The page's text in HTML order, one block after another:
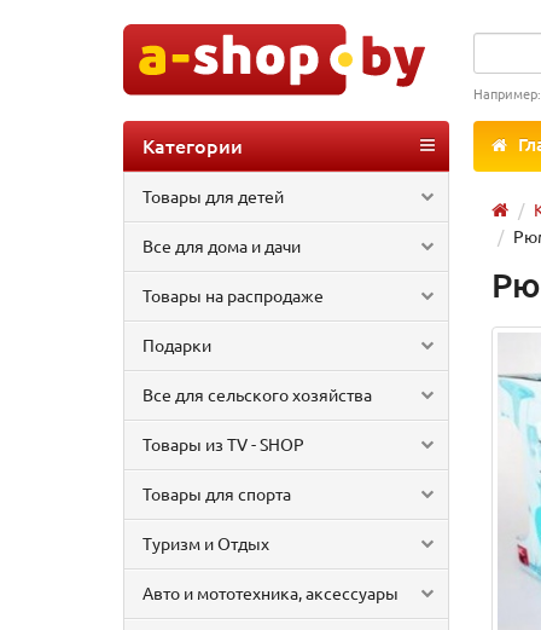
Категории
Товары для детей
Все для дома и дачи
Товары на распродаже
Подарки
Все для сельского хозяйства
Товары из TV - SHOP
Товары для спорта
Туризм и Отдых
Авто и мототехника, аксессуары